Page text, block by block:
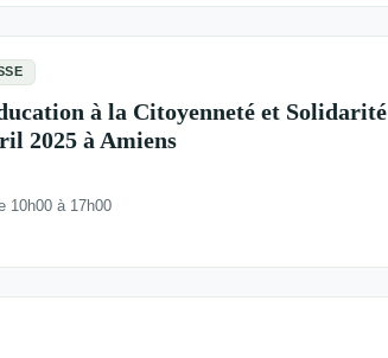
à la Citoyenneté et Solidarité
2025 à Amiens
10h00 à 17h00